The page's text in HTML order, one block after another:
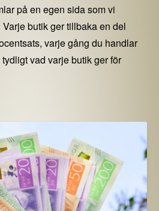
på en egen sida som vi
butik ger tillbaka en del
varje gång du handlar
vad varje butik ger för